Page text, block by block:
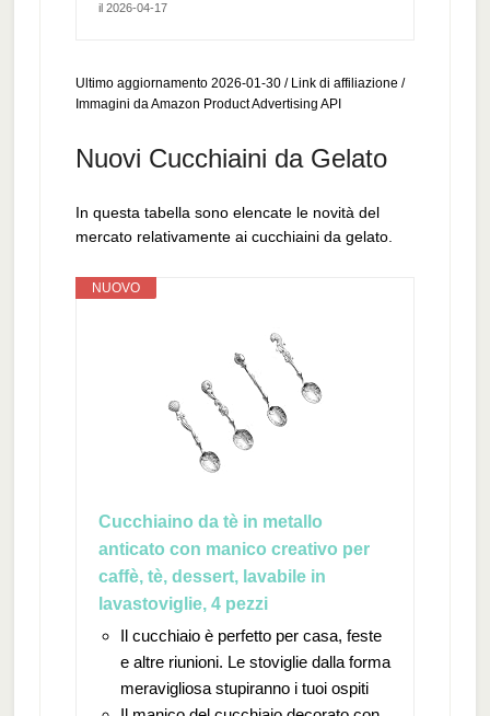
il 2026-04-17
Ultimo aggiornamento 2026-01-30 / Link di affiliazione /
Immagini da Amazon Product Advertising API
Nuovi Cucchiaini da Gelato
In questa tabella sono elencate le novità del
mercato relativamente ai cucchiaini da gelato.
NUOVO
Cucchiaino da tè in metallo
anticato con manico creativo per
caffè, tè, dessert, lavabile in
lavastoviglie, 4 pezzi
Il cucchiaio è perfetto per casa, feste
e altre riunioni. Le stoviglie dalla forma
meravigliosa stupiranno i tuoi ospiti